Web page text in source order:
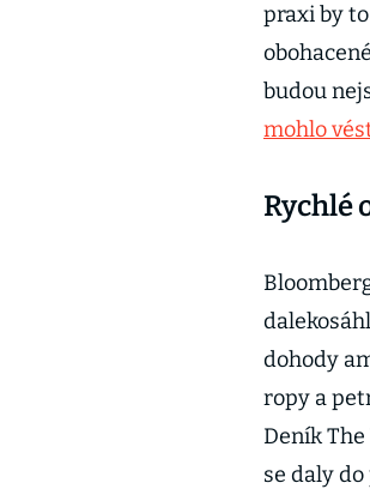
praxi by
budou
mohlo
Rychlé
dohody
ropy a
Deník The
se daly do